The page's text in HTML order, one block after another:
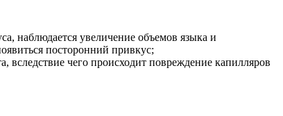
наблюдается увеличение объемов языка и
посторонний привкус;
чего происходит повреждение капилляров